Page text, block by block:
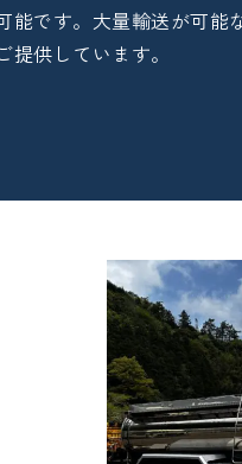
能です。大量輸送が可能
提供しています。